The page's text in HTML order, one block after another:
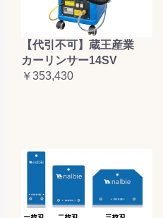
【代引不可】蔵王産業
カーリンサー14SV
￥353,430